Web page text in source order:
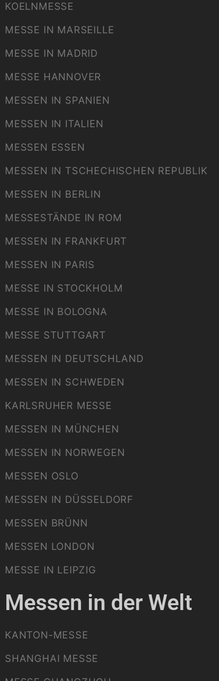
KOELNMESSE
MESSE IN MARSEILLE
MESSE IN MADRID
MESSE HANNOVER
MESSEN IN SPANIEN
MESSEN IN ITALIEN
MESSEN ESSEN
MESSEN IN TSCHECHISCHEN REPUBLIK
MESSEN IN BERLIN
MESSESTÄNDE IN ROM
MESSEN IN FRANKFURT
MESSEN IN PARIS
MESSE IN STOCKHOLM
MESSE IN BOLOGNA
MESSE STUTTGART
MESSEN IN DEUTSCHLAND
MESSEN IN SCHWEDEN
KARLSRUHER MESSE
MESSEN IN MÜNCHEN
MESSEN IN NORWEGEN
MESSEN OSLO
MESSEN IN DÜSSELDORF
MESSEN BRÜNN
MESSEN LONDON
MESSE IN LEIPZIG
Messen in der Welt
KANTON-MESSE
SHANGHAI MESSE